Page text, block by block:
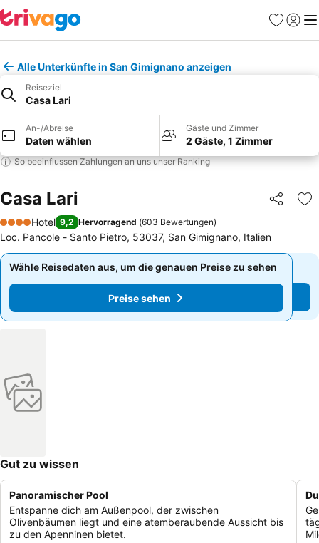
Favoriten
Alle Unterkünfte in San Gimignano anzeigen
Reiseziel
Casa Lari
An-/Abreise
Daten wählen
Gäste und Zimmer
2 Gäste, 1 Zimmer
So beeinflussen Zahlungen an uns unser Ranking
Casa Lari Teilen
4 Sterne
Hotel 9,2 Hervorragend (603 Bewertungen)
Loc. Pancole - Santo Pietro, 53037, San Gimignano, Italien
Wähle Reisedaten aus, um die genauen Preise zu sehen
Preise sehen
Wähle Reisedaten aus, um die genauen Preise zu sehen
Preise sehen
Gut zu wissen
Panoramischer Pool
Entspanne dich am Außenpool, der zwischen
Olivenbäumen liegt und eine atemberaubende Aussicht bis
zu den Apenninen bietet.